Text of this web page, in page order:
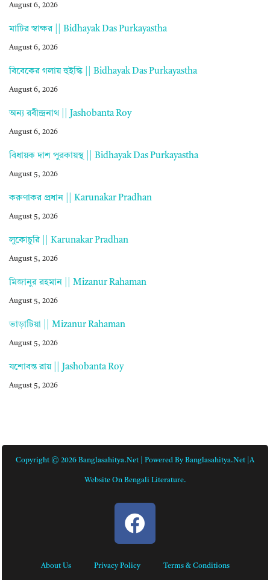
August 6, 2026
মাটির স্বাক্ষর || Bidhayak Das Purkayastha
August 6, 2026
বিবেকের গলায় হুইস্কি || Bidhayak Das Purkayastha
August 6, 2026
অন্য রবীন্দ্রনাথ || Jashobanta Roy
August 6, 2026
বিধায়ক দাশ পুরকায়স্থ || Bidhayak Das Purkayastha
August 5, 2026
করুণাকর প্রধান || Karunakar Pradhan
August 5, 2026
লুকোচুরি || Karunakar Pradhan
August 5, 2026
মিজানুর রহমান || Mizanur Rahaman
August 5, 2026
ভাড়াটিয়া || Mizanur Rahaman
August 5, 2026
যশোবন্ত রায় || Jashobanta Roy
August 5, 2026
Copyright © 2026 Banglasahitya.net | Powered By Banglasahitya.net |A
Website On Bengali Literature.
About Us Privacy Policy Terms & Conditions